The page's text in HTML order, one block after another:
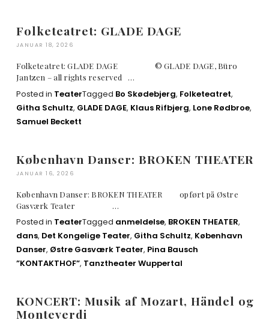
Folketeatret: GLADE DAGE
JANUAR 18, 2026
Folketeatret: GLADE DAGE © GLADE DAGE, Büro
Jantzen – all rights reserved …
Posted in TeaterTagged Bo Skødebjerg, Folketeatret,
Githa Schultz, GLADE DAGE, Klaus Rifbjerg, Lone Rødbroe,
Samuel Beckett
København Danser: BROKEN THEATER
JANUAR 16, 2026
København Danser: BROKEN THEATER opført på Østre
Gasværk Teater …
Posted in TeaterTagged anmeldelse, BROKEN THEATER,
dans, Det Kongelige Teater, Githa Schultz, København
Danser, Østre Gasværk Teater, Pina Bausch
”KONTAKTHOF”, Tanztheater Wuppertal
KONCERT: Musik af Mozart, Händel og
Monteverdi